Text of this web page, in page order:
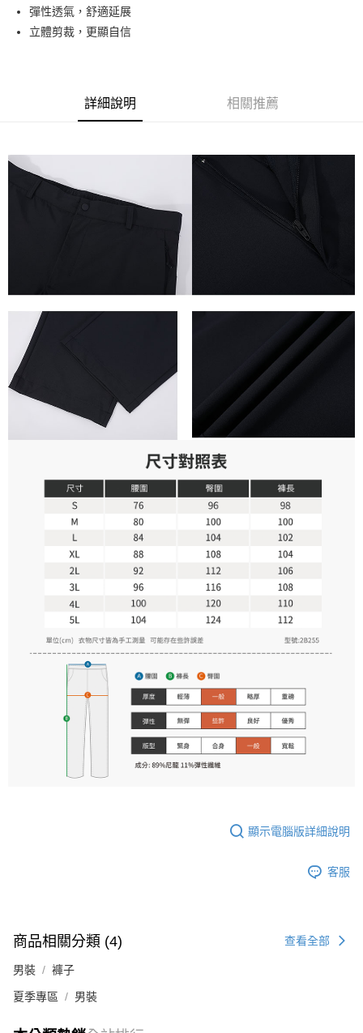
街口支付
悠遊付
【關於「AFTEE先享後付」】
AFTEE先享後付是「在收到商品之後才付款」的支付方式。 讓您購物簡單
２．便利：只要手機號碼，簡訊認證，即可結帳。
３．安心：先確認商品／服務後，再付款。
【「AFTEE先享後付」結帳流程】
１．於結帳方式選擇「AFTEE先享後付」後，將跳轉至「AFTEE先享後付」
結帳頁面，進行簡訊認證並確認金額後，即可完成結帳。
２．訂單成立數日內，您將收到繳費通知簡訊。
３．收到繳費通知簡訊後14天內，點擊此簡訊中的連結，可透過四大超商／
ATM／網路銀行／等多元方式進行付款，方視為交易完成。
※ 請注意：結帳手續完成當下不需立刻繳費，但若您需要取消訂單，請聯絡
購買商品的店家。未經商家同意取消之訂單仍視為有效，需透過AFTEE先享
後付繳納相關費用。
※ 交易是否成功請以「AFTEE先享後付 」之結帳頁面顯示為準，若有關於
是否繳費成功／繳費後需取消欲退款等相關疑問，請聯繫「AFTEE先享後付
客戶支援中心」
https://netprotections.freshdesk.com/support/home
【注意事項】
１．透過由恩沛科技股份有限公司提供之「AFTEE先享後付」服務完成之交
易，需依本服務之必要範圍內提供個人資料，並將交易相關給付款項請求債
權轉讓予恩沛科技股份有限公司。
２．關於個人資料處理事宜，請瀏覽以下網址：
https://aftee.tw/terms/#terms3
３．未成年的使用者請事先徵得法定代理人或監護人之同意方可使用
「AFTEE先享後付」，若未經同意申辦者引起之損失，本公司不負相關責
４．使用「AFTEE先享後付」時，將依據個別帳號之用戶狀況，依本公司即
時審查核予不同之上限額度；若仍有額度不足之情形，本公司將視審查結果
請求用戶進行身份認證。
５．嚴禁一人註冊多個帳號或使用他人資訊註冊。若發現惡意使用之情形，
恩沛科技股份有限公司將有權停止該用戶之使用額度並採取法律行動。
全家取貨付款
每筆NT$80，滿NT$800(含以上)免運費
每筆NT$100，滿NT$699(含以上)免運費
每筆NT$80，滿NT$800(含以上)免運費
付款後萊爾富取貨
每筆NT$100，滿NT$699(含以上)免運費
7-11取貨付款
每筆NT$80，滿NT$800(含以上)免運費
付款後7-11取貨
每筆NT$100，滿NT$699(含以上)免運費
每筆NT$100，滿NT$800(含以上)免運費
每筆NT$70，滿NT$800(含以上)免運費
付款後門市自取
彈性透氣，舒適延展
立體剪裁，更顯自信
詳細說明 相關推薦
顯示電腦版詳細說明
客服
商品相關分類 (4) 查看全部
男裝 褲子
夏季專區 男裝